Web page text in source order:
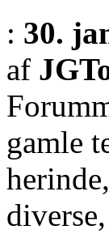
: 30.
af
gamle